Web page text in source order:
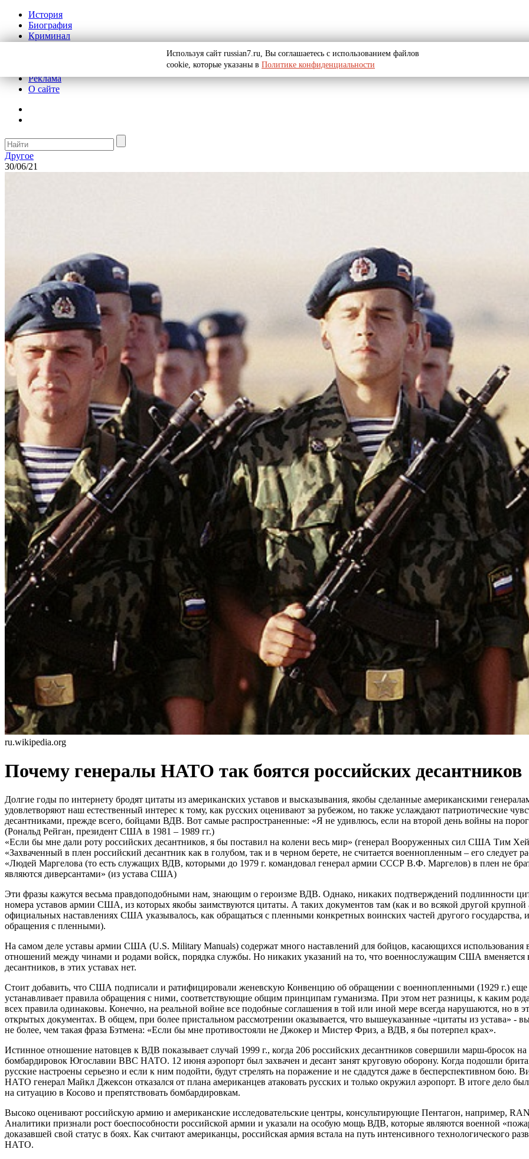
История
Биография
Криминал
Реклама
О сайте
Другое
30/06/21
ru.wikipedia.org
Почему генералы НАТО так боятся российских десантников
Долгие годы по интернету бродят цитаты из американских уставов и высказывания, якобы сделанные американскими
удовлетворяют наш естественный интерес к тому, как русских оценивают за рубежом, но также услаждают патриотические
десантниками, прежде всего, бойцами ВДВ. Вот самые распространенные: «Я не удивлюсь, если на второй день войны на
(Рональд Рейган, президент США в 1981 – 1989 гг.)
«Если бы мне дали роту российских десантников, я бы поставил на колени весь мир» (генерал Вооруженных сил США Тим
«Захваченный в плен российский десантник как в голубом, так и в черном берете, не считается военнопленным – его следует
«Людей Маргелова (то есть служащих ВДВ, которыми до 1979 г. командовал генерал армии СССР В.Ф. Маргелов) в плен не
являются диверсантами» (из устава США)
Эти фразы кажутся весьма правдоподобными нам, знающим о героизме ВДВ. Однако, никаких подтверждений подлинности
номера уставов армии США, из которых якобы заимствуются цитаты. А таких документов там (как и во всякой другой
официальных наставлениях США указывалось, как обращаться с пленными конкретных воинских частей другого
обращения с пленными).
На самом деле уставы армии США (U.S. Military Manuals) содержат много наставлений для бойцов, касающихся использования
отношений между чинами и родами войск, порядка службы. Но никаких указаний на то, что военнослужащим США вменяется в
десантников, в этих уставах нет.
Стоит добавить, что США подписали и ратифицировали женевскую Конвенцию об обращении с военнопленными (1929 г.) еще
устанавливает правила обращения с ними, соответствующие общим принципам гуманизма. При этом нет разницы, к каким
всех правила одинаковы. Конечно, на реальной войне все подобные соглашения в той или иной мере всегда нарушаются, но в
открытых документах. В общем, при более пристальном рассмотрении оказывается, что вышеуказанные «цитаты из устава» -
не более, чем такая фраза Бэтмена: «Если бы мне противостояли не Джокер и Мистер Фриз, а ВДВ, я бы потерпел крах».
Истинное отношение натовцев к ВДВ показывает случай 1999 г., когда 206 российских десантников совершили марш-бросок
бомбардировок Югославии ВВС НАТО. 12 июня аэропорт был захвачен и десант занят круговую оборону. Когда подошли
русские настроены серьезно и если к ним подойти, будут стрелять на поражение и не сдадутся даже в бесперспективном
НАТО генерал Майкл Джексон отказался от плана американцев атаковать русских и только окружил аэропорт. В итоге дело
на ситуацию в Косово и препятствовать бомбардировкам.
Высоко оценивают российскую армию и американские исследовательские центры, консультирующие Пентагон, например,
Аналитики признали рост боеспособности российской армии и указали на особую мощь ВДВ, которые являются военной
доказавшей свой статус в боях. Как считают американцы, российская армия встала на путь интенсивного технологического
НАТО.
Используя сайт russian7.ru, Вы соглашаетесь с использованием файлов
cookie, которые указаны в Политике конфиденциальности